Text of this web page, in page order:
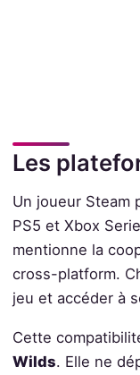
Les
Un joueur Steam
PS5 et Xbox
mentionne la
cross-platform.
jeu et accéder à
Cette
Wilds. Elle ne